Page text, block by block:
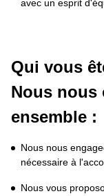
avec un esprit
Qui vous
Nous nous
ensemble :
Nous nous
nécessaire à
Nous vous